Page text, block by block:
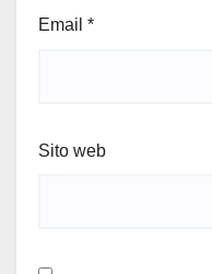
Email *
Sito web